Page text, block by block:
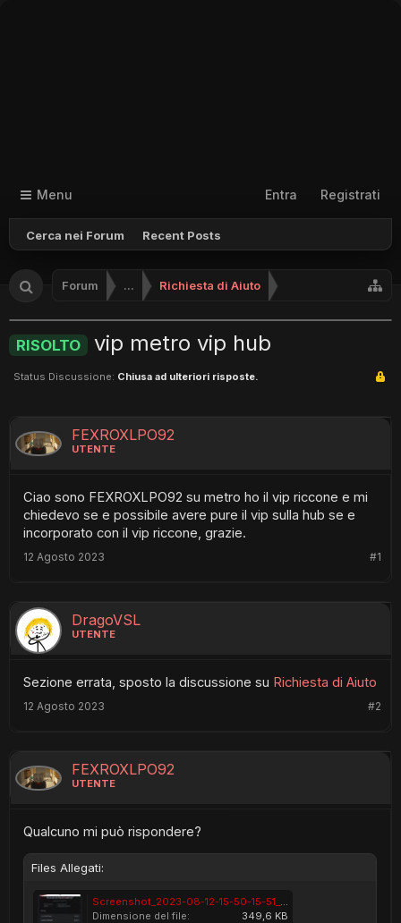
Menu
Cerca nei Forum Recent Posts
Entra Registrati
Forum ... Richiesta di Aiuto
RISOLTO vip metro vip hub
Status Discussione: Chiusa ad ulteriori risposte.
FEXROXLPO92
UTENTE
Ciao sono FEXROXLPO92 su metro ho il vip riccone e mi
chiedevo se e possibile avere pure il vip sulla hub se e
incorporato con il vip riccone, grazie.
#1
12 Agosto 2023
DragoVSL
UTENTE
Sezione errata, sposto la discussione su Richiesta di Aiuto
#2
12 Agosto 2023
FEXROXLPO92
UTENTE
Qualcuno mi può rispondere?
Files Allegati:
Screenshot_2023-08-12-15-50-15-51_e307a3f9df9f380ebaf106e1dc980bb6.jpg
Dimensione del file:
349,6 KB